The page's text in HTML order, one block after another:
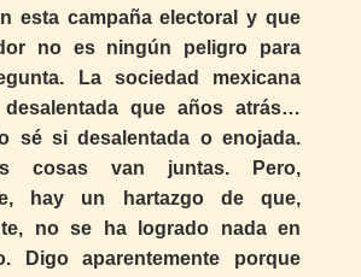
esta campaña electoral y que
no es ningún peligro para
La sociedad mexicana
desalentada que años atrás…
sé si desalentada o enojada.
cosas van juntas. Pero,
hay un hartazgo de que,
no se ha logrado nada en
Digo aparentemente porque